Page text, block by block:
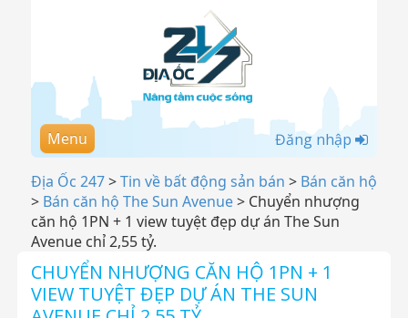
Menu Đăng nhập
Địa Ốc 247>Tin về bất động sản bán > Bán căn hộ
> Bán căn hộ The Sun Avenue> Chuyển nhượng
căn hộ 1PN + 1 view tuyệt đẹp dự án The Sun
Avenue chỉ 2,55 tỷ.
CHUYỂN NHƯỢNG CĂN HỘ 1PN + 1
VIEW TUYỆT ĐẸP DỰ ÁN THE SUN